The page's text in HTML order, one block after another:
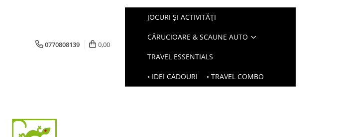
0770808139 0,00
JOCURI ȘI ACTIVITĂȚI
CĂRUCIOARE & SCAUNE AUTO
TRAVEL ESSENTIALS
◦ IDEI CADOURI ◦ TRAVEL COMBO